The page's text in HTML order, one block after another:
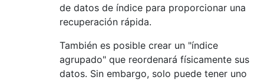
de datos de índice para proporcionar una
recuperación rápida.
También es posible crear un "índice
agrupado" que reordenará físicamente sus
datos. Sin embargo, solo puede tener uno